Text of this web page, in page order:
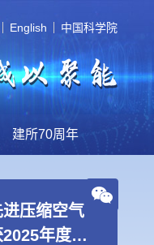
English 中国科学院
建所70周年
压缩空气
年度国